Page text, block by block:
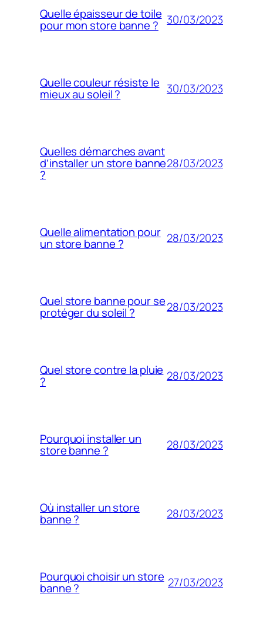
Quelle épaisseur de toile
pour mon store banne ? 30/03/2023
Quelle couleur résiste le
mieux au soleil ? 30/03/2023
Quelles démarches avant
d’installer un store banne
?
28/03/2023
Quelle alimentation pour
un store banne ? 28/03/2023
Quel store banne pour se
protéger du soleil ? 28/03/2023
Quel store contre la pluie
? 28/03/2023
Pourquoi installer un
store banne ? 28/03/2023
Où installer un store
banne ? 28/03/2023
Pourquoi choisir un store
banne ? 27/03/2023